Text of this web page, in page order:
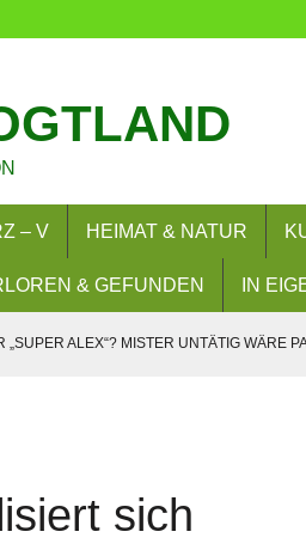
– V HEIMAT & NATUR
& GEFUNDEN IN
„SUPER ALEX“? MISTER UNTÄTIG WÄRE
BESUCHENsich